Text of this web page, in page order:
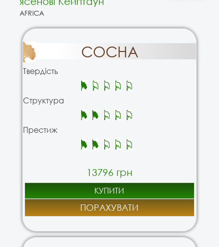
AFRICA
СОСНА
Твердість
Структура
Престиж
13796 грн
КУПИТИ
ПОРАХУВАТИ